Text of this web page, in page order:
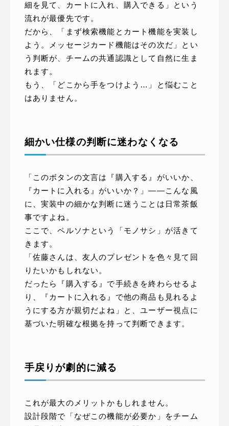
細を見て、カートに入れ、購入できる」という
流れが最優先です。
だから、「まず検索機能とカート機能を実装し
よう。メッセージカード機能はその次だ」とい
う判断が、チームの共通認識として自然に生ま
れます。
もう、「どこから手をつけよう…」と悩むこと
はありません。
細かい仕様の判断に迷わなくなる
「このボタンの文言は『購入する』がいいか、
『カートに入れる』がいいか？」――こんな風
に、実装中の細かな判断に迷うことは日常茶飯
事ですよね。
ここで、ペルソナという「モノサシ」が活きて
きます。
「佐藤さんは、友人のプレゼントを色々見て回
りたいかもしれない。
だったら『購入する』で手続きを終わらせるよ
り、『カートに入れる』で他の商品も見れるよ
うにする方が親切だよね」と、ユーザー視点に
基づいた明確な根拠を持って判断できます。
手戻りが劇的に減る
これが最大のメリットかもしれません。
設計段階で「なぜこの機能が必要か」をチーム